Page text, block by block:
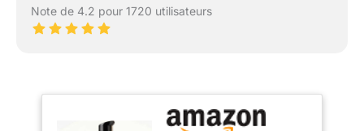
Note de 4.2 pour 1720 utilisateurs